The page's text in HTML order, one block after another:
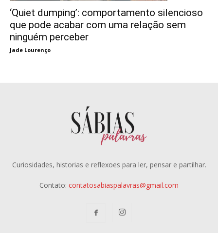
‘Quiet dumping’: comportamento silencioso
que pode acabar com uma relação sem
ninguém perceber
Jade Lourenço
Curiosidades, historias e reflexoes para ler, pensar e partilhar.
Contato: contatosabiaspalavras@gmail.com